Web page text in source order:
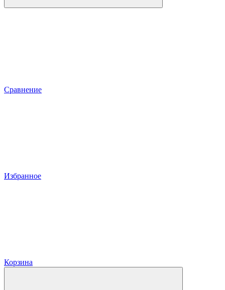
Сравнение
Избранное
Корзина